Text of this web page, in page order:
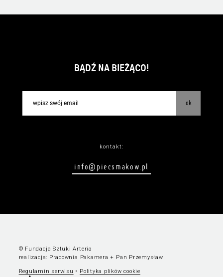
BĄDŹ NA BIEŻĄCO!
ok
kontakt:
info@piecsmakow.pl
© Fundacja Sztuki Arteria
realizacja: Pracownia Pakamera + Pan Przemysław
Regulamin serwisu • Polityka plików cookie